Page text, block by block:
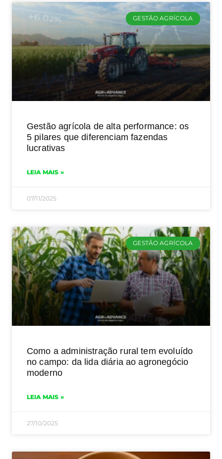
GESTÃO AGRÍCOLA
Gestão agrícola de alta performance: os
5 pilares que diferenciam fazendas
lucrativas
LEIA MAIS »
07/11/2025
GESTÃO AGRÍCOLA
Como a administração rural tem evoluído
no campo: da lida diária ao agronegócio
moderno
LEIA MAIS »
27/10/2025